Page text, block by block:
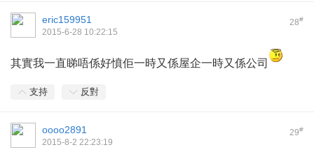
28#
eric159951
2015-6-28 10:22:15
其實我一直睇唔係好憤佢一時又係屋企一時又係公司
支持 反對
29#
oooo2891
2015-8-2 22:23:19